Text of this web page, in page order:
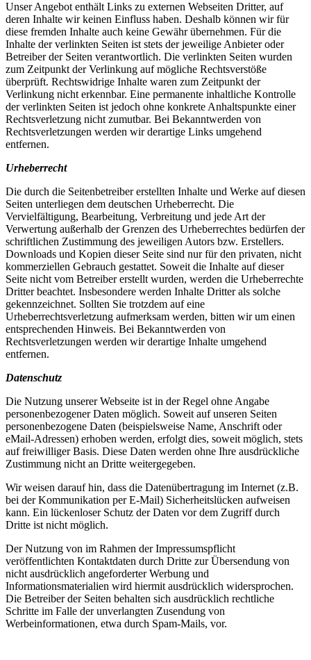
Unser Angebot enthält Links zu externen Webseiten Dritter, auf
deren Inhalte wir keinen Einfluss haben. Deshalb können wir für
diese fremden Inhalte auch keine Gewähr übernehmen. Für die
Inhalte der verlinkten Seiten ist stets der jeweilige Anbieter oder
Betreiber der Seiten verantwortlich. Die verlinkten Seiten wurden
zum Zeitpunkt der Verlinkung auf mögliche Rechtsverstöße
überprüft. Rechtswidrige Inhalte waren zum Zeitpunkt der
Verlinkung nicht erkennbar. Eine permanente inhaltliche Kontrolle
der verlinkten Seiten ist jedoch ohne konkrete Anhaltspunkte einer
Rechtsverletzung nicht zumutbar. Bei Bekanntwerden von
Rechtsverletzungen werden wir derartige Links umgehend
entfernen.
Urheberrecht
Die durch die Seitenbetreiber erstellten Inhalte und Werke auf diesen
Seiten unterliegen dem deutschen Urheberrecht. Die
Vervielfältigung, Bearbeitung, Verbreitung und jede Art der
Verwertung außerhalb der Grenzen des Urheberrechtes bedürfen der
schriftlichen Zustimmung des jeweiligen Autors bzw. Erstellers.
Downloads und Kopien dieser Seite sind nur für den privaten, nicht
kommerziellen Gebrauch gestattet. Soweit die Inhalte auf dieser
Seite nicht vom Betreiber erstellt wurden, werden die Urheberrechte
Dritter beachtet. Insbesondere werden Inhalte Dritter als solche
gekennzeichnet. Sollten Sie trotzdem auf eine
Urheberrechtsverletzung aufmerksam werden, bitten wir um einen
entsprechenden Hinweis. Bei Bekanntwerden von
Rechtsverletzungen werden wir derartige Inhalte umgehend
entfernen.
Datenschutz
Die Nutzung unserer Webseite ist in der Regel ohne Angabe
personenbezogener Daten möglich. Soweit auf unseren Seiten
personenbezogene Daten (beispielsweise Name, Anschrift oder
eMail-Adressen) erhoben werden, erfolgt dies, soweit möglich, stets
auf freiwilliger Basis. Diese Daten werden ohne Ihre ausdrückliche
Zustimmung nicht an Dritte weitergegeben.
Wir weisen darauf hin, dass die Datenübertragung im Internet (z.B.
bei der Kommunikation per E-Mail) Sicherheitslücken aufweisen
kann. Ein lückenloser Schutz der Daten vor dem Zugriff durch
Dritte ist nicht möglich.
Der Nutzung von im Rahmen der Impressumspflicht
veröffentlichten Kontaktdaten durch Dritte zur Übersendung von
nicht ausdrücklich angeforderter Werbung und
Informationsmaterialien wird hiermit ausdrücklich widersprochen.
Die Betreiber der Seiten behalten sich ausdrücklich rechtliche
Schritte im Falle der unverlangten Zusendung von
Werbeinformationen, etwa durch Spam-Mails, vor.